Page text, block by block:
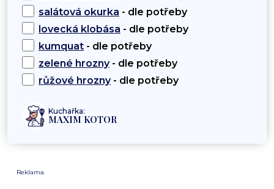
salátová okurka - dle potřeby
lovecká klobása - dle potřeby
kumquat - dle potřeby
zelené hrozny- dle potřeby
růžové hrozny- dle potřeby
Kuchařka:
MAXIM KOTOR
Reklama